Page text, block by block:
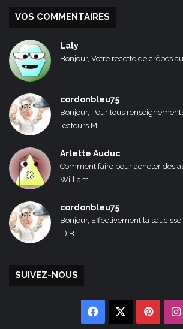
VOS COMMENTAIRES
Laly
Bonjour, Votre recette de crêpes
cordonbleu75
Bonjour, Pour tous
lecteurs M...
Arlette Auduc
Comment faire pour acheter des
William...
cordonbleu75
Bonjour, Effectivement la
:-) B...
SUIVEZ-NOUS
Facebook